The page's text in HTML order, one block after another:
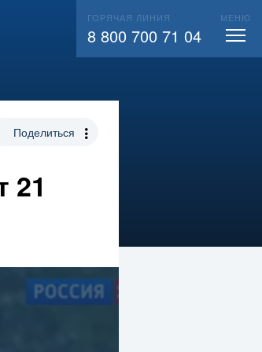
ВЫЗВАТЬ СЛЕСАРЯ
ГОРЯЧАЯ ЛИНИЯ
8 800 700 71 04
МЕНЮ
Поделиться
21